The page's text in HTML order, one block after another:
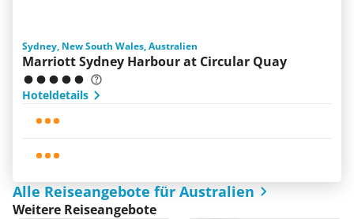
Sydney, New South Wales, Australien
Marriott Sydney Harbour at Circular Quay
Hoteldetails
Alle Reiseangebote für Australien
Weitere Reiseangebote